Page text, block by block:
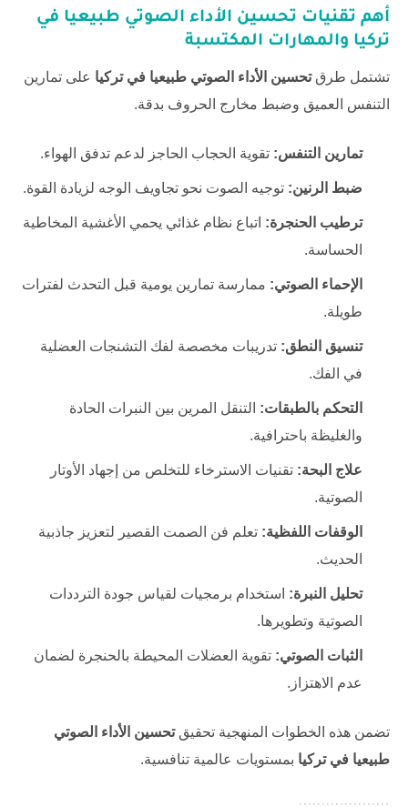
أهم تقنيات تحسين الأداء الصوتي طبيعيا في
تركيا والمهارات المكتسبة
تشتمل طرقتحسين الأداء الصوتي طبيعيا في تركيا على تمارين
التنفس العميق وضبط مخارج الحروف بدقة.
تمارين التنفس: تقوية الحجاب الحاجز لدعم تدفق الهواء.
ضبط الرنين: توجيه الصوت نحو تجاويف الوجه لزيادة القوة.
ترطيب الحنجرة: اتباع نظام غذائي يحمي الأغشية المخاطية
الحساسة.
الإحماء الصوتي: ممارسة تمارين يومية قبل التحدث لفترات
طويلة.
تنسيق النطق: تدريبات مخصصة لفك التشنجات العضلية
في الفك.
التحكم بالطبقات: التنقل المرين بين النبرات الحادة
والغليظة باحترافية.
علاج البحة: تقنيات الاسترخاء للتخلص من إجهاد الأوتار
الصوتية.
الوقفات اللفظية: تعلم فن الصمت القصير لتعزيز جاذبية
الحديث.
تحليل النبرة: استخدام برمجيات لقياس جودة الترددات
الصوتية وتطويرها.
الثبات الصوتي: تقوية العضلات المحيطة بالحنجرة لضمان
عدم الاهتزاز.
تضمن هذه الخطوات المنهجية تحقيقتحسين الأداء الصوتي
طبيعيا في تركيا بمستويات عالمية تنافسية.